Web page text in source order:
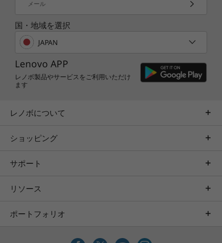
メール
国・地域を選択
JAPAN
Lenovo APP
レノボ製品やサービスをご利用いただけ
ます
レノボについて
ショッピング
サポート
リソース
ポートフォリオ